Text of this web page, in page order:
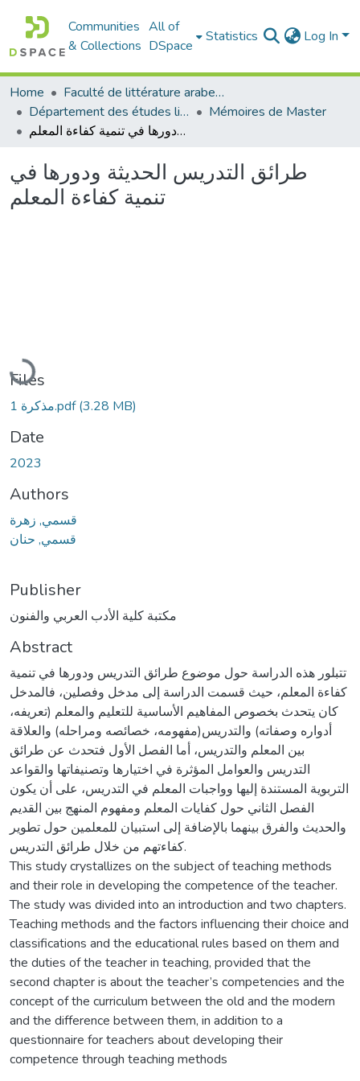
Communities
& Collections
All of
DSpace
Statistics Log In
Home
Faculté de littérature arabe et des arts
Département des études littéraires et critiques
Mémoires de Master
طرائق التدريس الحديثة ودورها في تنمية كفاءة المعلم
طرائق التدريس الحديثة ودورها في
تنمية كفاءة المعلم
Loading...
Files
مذكرة 1.pdf(3.28 MB)
Date
2023
Authors
قسمي, زهرة
قسمي, حنان
Publisher
مكتبة كلية الأدب العربي والفنون
Abstract
تتبلور هذه الدراسة حول موضوع طرائق التدريس ودورها في تنمية
كفاءة المعلم، حيث قسمت الدراسة إلى مدخل وفصلين، فالمدخل
كان يتحدث بخصوص المفاهيم الأساسية للتعليم والمعلم (تعريفه،
أدواره وصفاته) والتدريس(مفهومه، خصائصه ومراحله) والعلاقة
بين المعلم والتدريس، أما الفصل الأول فتحدث عن طرائق
التدريس والعوامل المؤثرة في اختيارها وتصنيفاتها والقواعد
التربوية المستندة إليها وواجبات المعلم في التدريس، على أن يكون
الفصل الثاني حول كفايات المعلم ومفهوم المنهج بين القديم
والحديث والفرق بينهما بالإضافة إلى استبيان للمعلمين حول تطوير
كفاءتهم من خلال طرائق التدريس.
This study crystallizes on the subject of teaching methods
and their role in developing the competence of the teacher.
The study was divided into an introduction and two chapters.
Teaching methods and the factors influencing their choice and
classifications and the educational rules based on them and
the duties of the teacher in teaching, provided that the
second chapter is about the teacher’s competencies and the
concept of the curriculum between the old and the modern
and the difference between them, in addition to a
questionnaire for teachers about developing their
competence through teaching methods